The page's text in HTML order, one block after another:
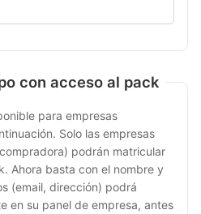
con acceso al pack
para empresas
Solo las empresas
podrán matricular
Ahora basta con el nombre y
(email, dirección) podrá
en su panel de empresa, antes